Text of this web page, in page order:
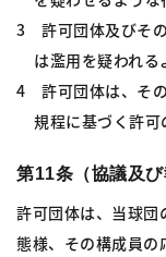
3 許可団体及びそ
は濫用を疑われる
4 許可団体は、そ
規程に基づく許可
第11条（協議及び
許可団体は、当球団
態様、その構成員の